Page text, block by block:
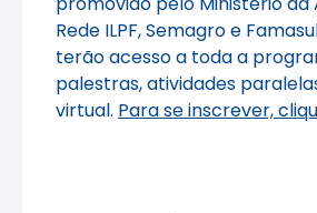
Rede ILPF, Semagro e
terão acesso a toda a
palestras, atividades
virtual. Para se inscrever,